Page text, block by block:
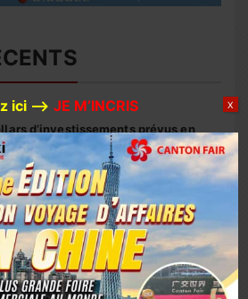
d’investissements prévus en
son expansion minière entre
: inauguration officielle du
YUE AFRICA BUSINESS ALLIANCE
: S.E.M. Abou Dosso nommé
d’Ivoire en Chine, un tournant
ici –> JE M’INCRIS X